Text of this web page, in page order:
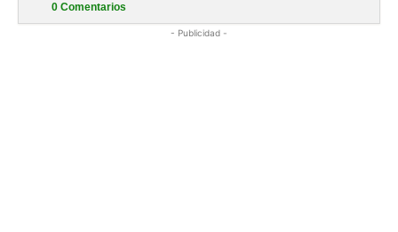
0 Comentarios
- Publicidad -